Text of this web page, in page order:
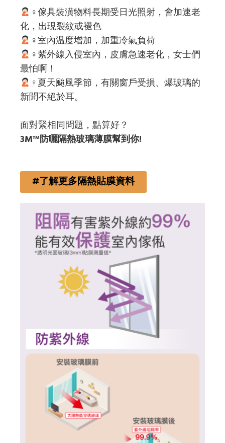
‍♀傢具裝潢物料長期受日光照射，會加速老
化，出現裂紋或褪色
‍♀室內温度增加，加重冷氣負荷
‍♀紫外線入侵室內，皮膚急速老化，女士們
最怕啊！
‍♀夏天颱風季節，有關窗戶受損、爆玻璃的
新聞不絕於耳。
面對緊相同問題，點算好？
3M™防曬隔熱玻璃薄膜幫到你!
#了解更多隔熱貼膜資料